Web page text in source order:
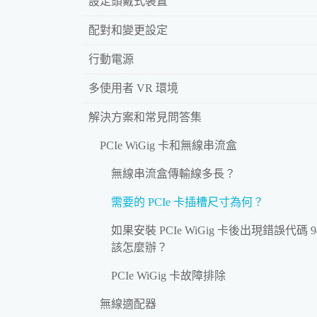
配對和變更設定
行動電源
多使用者 VR 環境
解決方案和常見問答集
PCIe WiGig 卡和無線串流盒
無線串流盒傳輸線多長？
需要的 PCIe 卡插槽尺寸為何？
如果安裝 PCIe WiGig 卡後出現錯誤代碼
該怎麼辦？
PCIe WiGig 卡故障排除
無線適配器